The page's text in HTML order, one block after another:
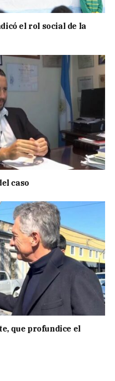
el rol social de la
caso
que profundice el